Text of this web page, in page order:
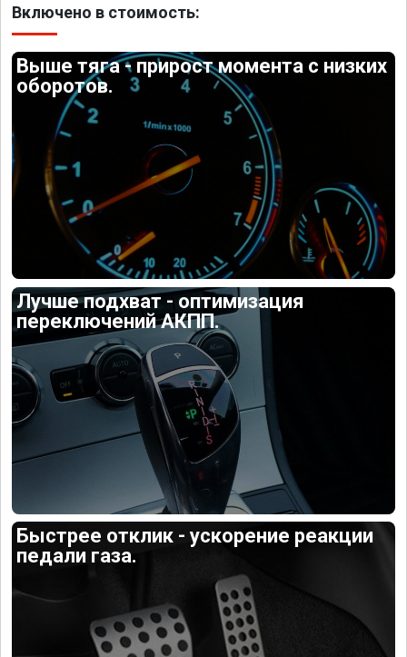
Включено в стоимость:
Выше тяга - прирост момента с низких
оборотов.
Лучше подхват - оптимизация
переключений АКПП.
Быстрее отклик - ускорение реакции
педали газа.